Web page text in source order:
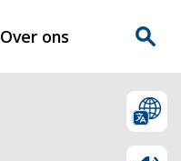
Over ons